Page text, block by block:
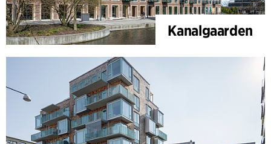
Kanalgaarden